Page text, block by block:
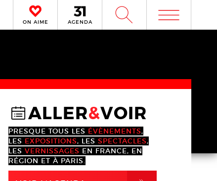
ON AIME AGENDA W m
@ALLER&VOIR
PRESQUE TOUS LES ÉVÈNEMENTS,
LES EXPOSITIONS, LES SPECTACLES,
LES VERNISSAGES EN FRANCE, EN
RÉGION ET À PARIS.